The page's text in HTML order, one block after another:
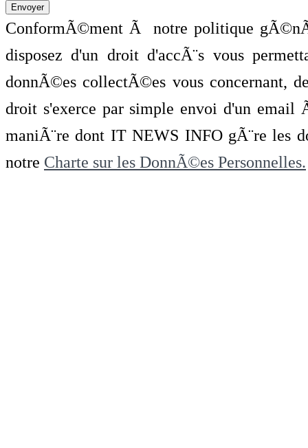
ConformÃ©ment Ã notre politique
disposez d'un droit d'accÃ¨s vous
donnÃ©es collectÃ©es vous concernant,
droit s'exerce par simple envoi d'un
maniÃ¨re dont IT NEWS INFO gÃ¨re les
notre Charte sur les DonnÃ©es Personnelles.